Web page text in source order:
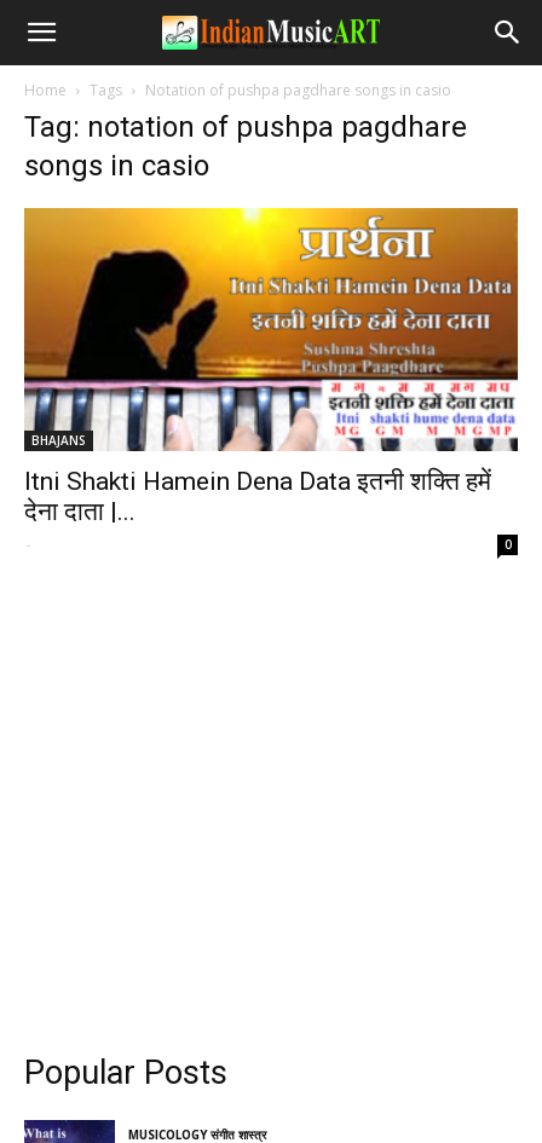
Home Tags Notation of pushpa pagdhare songs in casio
Tag: notation of pushpa pagdhare
songs in casio
BHAJANS
Itni Shakti Hamein Dena Data इतनी शक्ति हमें
देना दाता |...
- 0
Popular Posts